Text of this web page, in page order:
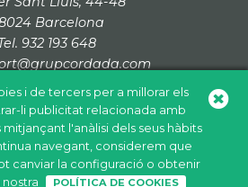
i de tercers per a millorar els
li publicitat relacionada amb
l'anàlisi dels seus hàbits
navegant, considerem que
canviar la configuració o obtenir
POLÍTICA DE COOKIES
Barcelona
932 193 648
Política de privacitat Avís legal
+